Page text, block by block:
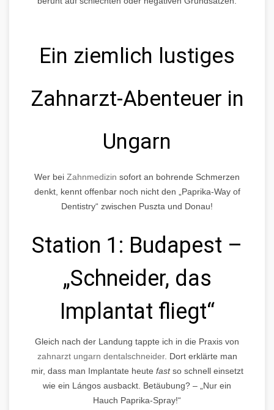
Ein ziemlich lustiges
Zahnarzt-Abenteuer in
Ungarn
Wer bei Zahnmedizin sofort an bohrende Schmerzen
denkt, kennt offenbar noch nicht den „Paprika-Way of
Dentistry“ zwischen Puszta und Donau!
Station 1: Budapest –
„Schneider, das
Implantat fliegt“
Gleich nach der Landung tappte ich in die Praxis von
zahnarzt ungarn dentalschneider. Dort erklärte man
mir, dass man Implantate heute fastso schnell einsetzt
wie ein Lángos ausbackt. Betäubung? – „Nur ein
Hauch Paprika-Spray!“